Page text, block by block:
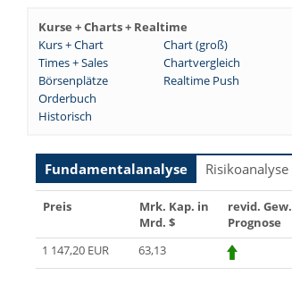
Kurse + Charts + Realtime
Kurs + Chart
Chart (groß)
Times + Sales
Chartvergleich
Börsenplätze
Realtime Push
Orderbuch
Historisch
Fundamentalanalyse Risikoanalyse
Preis
Mrk. Kap. in
Mrd. $
revid. Gew.
Prognose
1 147,20 EUR
63,13